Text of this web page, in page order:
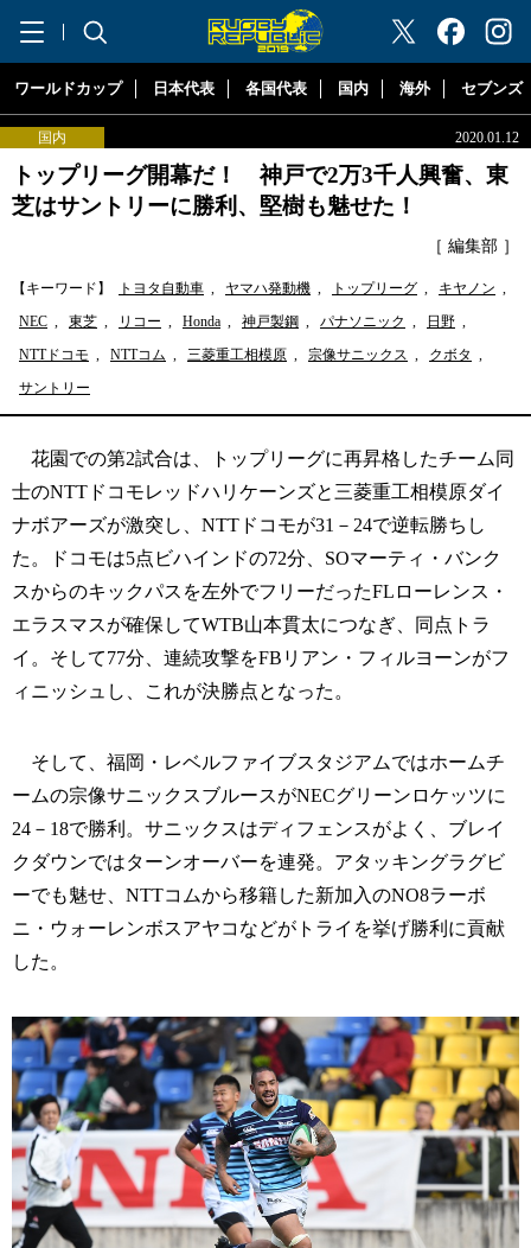
"ラグビーリパブリック"
ワールドカップ 日本代表 各国代表 国内 海外 セブンズ
国内 2020.01.12
トップリーグ開幕だ！ 神戸で2万3千人興奮、東
芝はサントリーに勝利、堅樹も魅せた！
［ 編集部 ］
【キーワード】 トヨタ自動車 , ヤマハ発動機 , トップリーグ , キヤノン ,
NEC , 東芝 , リコー , Honda , 神戸製鋼 , パナソニック , 日野 ,
NTTドコモ , NTTコム , 三菱重工相模原 , 宗像サニックス , クボタ ,
サントリー
花園での第2試合は、トップリーグに再昇格したチーム同
士のNTTドコモレッドハリケーンズと三菱重工相模原ダイ
ナボアーズが激突し、NTTドコモが31－24で逆転勝ちし
た。ドコモは5点ビハインドの72分、SOマーティ・バンク
スからのキックパスを左外でフリーだったFLローレンス・
エラスマスが確保してWTB山本貫太につなぎ、同点トラ
イ。そして77分、連続攻撃をFBリアン・フィルヨーンがフ
ィニッシュし、これが決勝点となった。
そして、福岡・レベルファイブスタジアムではホームチ
ームの宗像サニックスブルースがNECグリーンロケッツに
24－18で勝利。サニックスはディフェンスがよく、ブレイ
クダウンではターンオーバーを連発。アタッキングラグビ
ーでも魅せ、NTTコムから移籍した新加入のNO8ラーボ
ニ・ウォーレンボスアヤコなどがトライを挙げ勝利に貢献
した。